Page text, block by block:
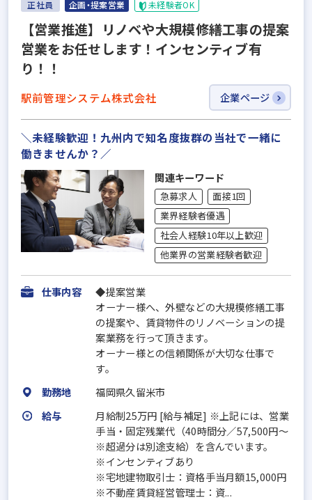
正社員 企画・提案営業 未経験者OK
【営業推進】リノベや大規模修繕工事の提案
営業をお任せします！インセンティブ有
り！！
駅前管理システム株式会社 企業ページ
＼未経験歓迎！九州内で知名度抜群の当社で一緒に
働きませんか？／
関連キーワード
急募求人
面接1回
業界経験者優遇
社会人経験10年以上歓迎
他業界の営業経験者歓迎
仕事内容
◆提案営業
オーナー様へ、外壁などの大規模修繕工事
の提案や、賃貸物件のリノベーションの提
案業務を行って頂きます。
オーナー様との信頼関係が大切な仕事で
す。
勤務地
福岡県久留米市
給与
月給制25万円 [給与補足] ※上記には、営業
手当・固定残業代（40時間分／57,500円～
※超過分は別途支給）を含んでいます。
※インセンティブあり
※宅地建物取引士：資格手当月額15,000円
※不動産賃貸経営管理士：資...